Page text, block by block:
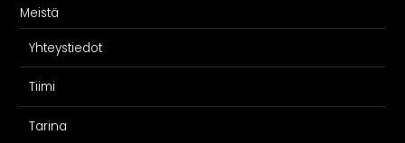
Meistä
Yhteystiedot
Tiimi
Tarina